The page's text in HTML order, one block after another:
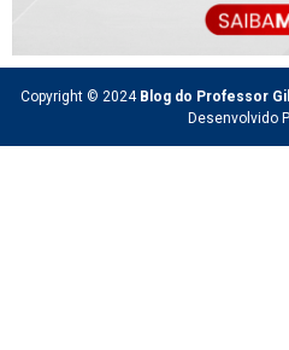
Copyright © 2024 Blog do Professor Gil
Desenvolvido